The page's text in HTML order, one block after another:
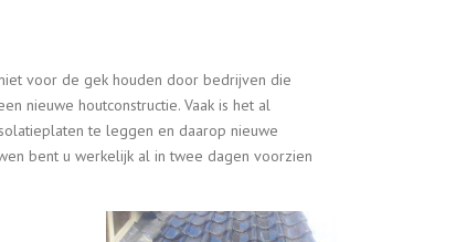
voor de gek houden door bedrijven die
nieuwe houtconstructie. Vaak is het al
te leggen en daarop nieuwe
bent u werkelijk al in twee dagen voorzien